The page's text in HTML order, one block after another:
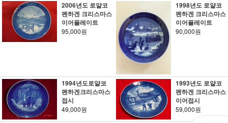
2006년도 로얄코
펜하겐 크리스마스
이어플레이트
95,000원
1998년도 로얄코
펜하겐 크리스마스
이어플레이트
90,000원
1994년도로얄코
펜하겐크리스마스
접시
49,000원
1993년도 로얄코
펜하겐 크리스마스
이어접시
59,000원